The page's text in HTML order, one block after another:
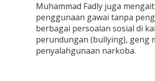
Muhammad Fadly juga
penggunaan gawai tanpa
berbagai persoalan sosial di
perundungan (bullying), geng
penyalahgunaan narkoba.